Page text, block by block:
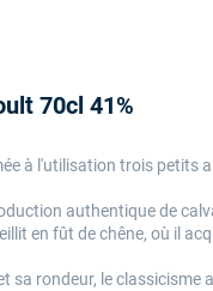
70cl 41%
à l'utilisation trois petits
authentique de
en fût de chêne, où il
sa rondeur, le classicisme